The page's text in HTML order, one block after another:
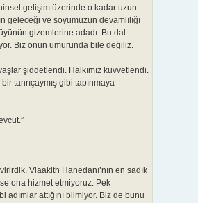
gelişim üzerinde o kadar uzun
geleceği ve soyumuzun devamlılığı
gizemlerine adadı. Bu dal
Biz onun umurunda bile değiliz.
şiddetlendi. Halkımız kuvvetlendi.
tanrıçaymış gibi tapınmaya
Vlaakith Hanedanı’nın en sadık
ona hizmet etmiyoruz. Pek
attığını bilmiyor. Biz de bunu